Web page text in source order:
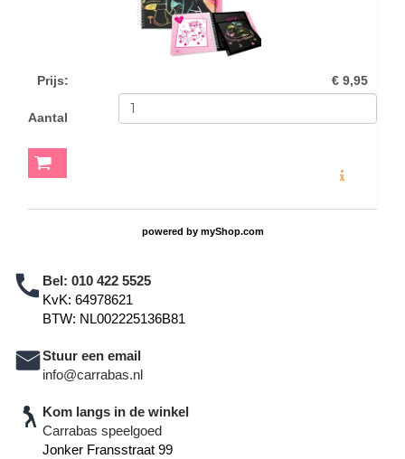
Prijs: € 9,95
Aantal
powered by myShop.com
Bel: 010 422 5525
KvK: 64978621
BTW: NL002225136B81
Stuur een email
info@carrabas.nl
Kom langs in de winkel
Carrabas speelgoed
Jonker Fransstraat 99